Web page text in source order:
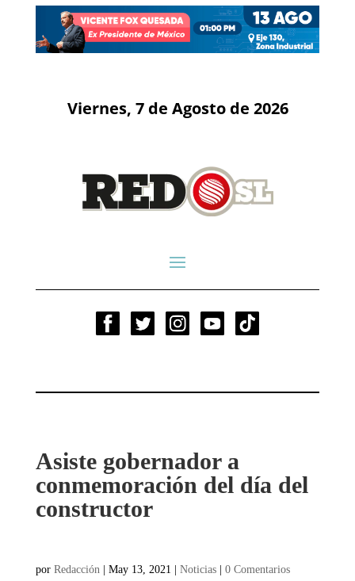
Viernes, 7 de Agosto de 2026
Asiste gobernador a
conmemoración del día del
constructor
por Redacción | May 13, 2021 | Noticias| 0 Comentarios